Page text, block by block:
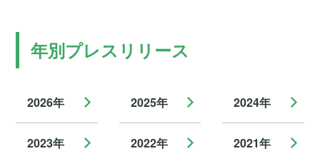
年別プレスリリース
2026年 2025年 2024年
2023年 2022年 2021年